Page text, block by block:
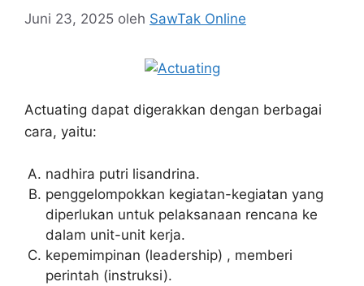
Juni 23, 2025 oleh SawTak Online
Actuating dapat digerakkan dengan berbagai
cara, yaitu:
nadhira putri lisandrina.
penggelompokkan kegiatan-kegiatan yang
diperlukan untuk pelaksanaan rencana ke
dalam unit-unit kerja.
kepemimpinan (leadership) , memberi
perintah (instruksi).